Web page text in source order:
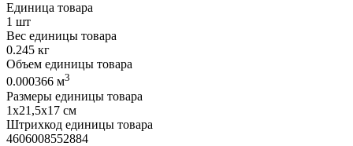
Единица товара
1 шт
Вес единицы товара
0.245 кг
Объем единицы товара
0.000366 м3
Размеры единицы товара
1х21,5х17 см
Штрихкод единицы товара
4606008552884